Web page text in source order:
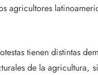
agricultores
tienen distintas
de la